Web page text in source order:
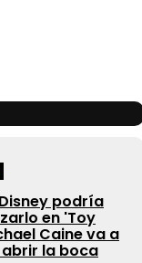
podría
en 'Toy
Caine va a
la boca